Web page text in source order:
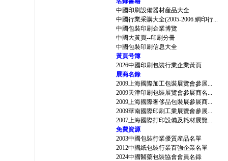
中國印刷設備器材産品大全
中國行業采購大全(2005-2006.網印行...
中國包裝印刷企業博覽
中國大黃頁--印刷分冊
中國包裝印刷信息大全
黃頁号簿
2026中國印刷包裝行業企業黃頁
展商名錄
2009上海國際加工包裝展覽會參展...
2009天津印刷包裝展覽會參展商名...
2009上海國際奢侈品包裝展參展商...
2009華南國際印刷工業展覽會參展...
2007上海國際打印設備及耗材展覽...
免費資源
2003中國包裝行業優質産品名單
2012中國紙包裝行業百強企業名單
2024中國醫藥包裝協會會員名錄